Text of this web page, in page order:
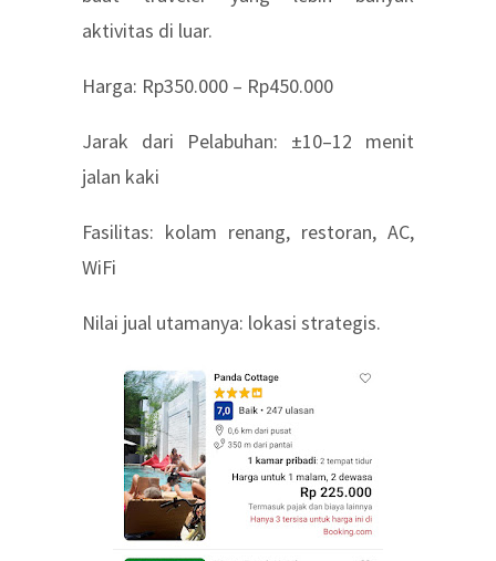
aktivitas di luar.
Harga: Rp350.000 – Rp450.000
Jarak dari Pelabuhan: ±10–12 menit
jalan kaki
Fasilitas: kolam renang, restoran, AC,
WiFi
Nilai jual utamanya: lokasi strategis.